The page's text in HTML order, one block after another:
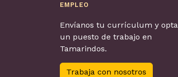
EMPLEO
Envíanos tu currículum y
un puesto de trabajo en
Tamarindos.
Trabaja con nosotros